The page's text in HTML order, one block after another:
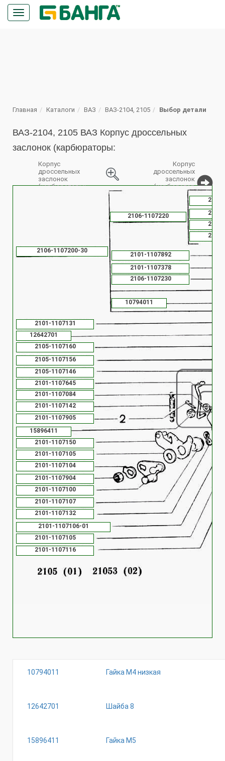
Кнопка
меню
Главная Каталоги ВАЗ ВАЗ-2104, 2105 Выбор детали
ВАЗ-2104, 2105 ВАЗ Корпус дроссельных
заслонок (карбюраторы:
Корпус
дроссельных
заслонок
(карбюраторы:
Корпус
дроссельных
заслонок
(карбюратор
2106-
1107010-10)
10794011
12642701
15896411
2101-1107084
2101-1107100
2101-1107104
2101-1107105
2101-1107105
2101-1107106-01
2101-1107107
2101-1107116
2101-1107131
2101-1107132
2101-1107142
2101-1107150
2101-1107378
2101-1107645
2101-1107892
2101-1107904
2101-1107905
2105-1107146
2105-1107156
2105-1107160
2106-1107200-30
2106-1107220
2106-1107230
10794011 Гайка М4 низкая
12642701 Шайба 8
15896411 Гайка М5